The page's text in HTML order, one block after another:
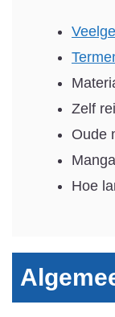
Zelf
Oude
Hoe